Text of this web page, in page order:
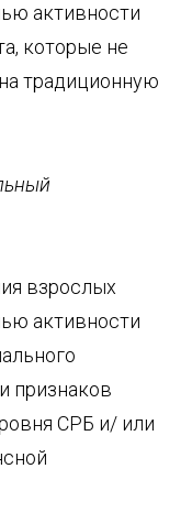
активности
которые не
традиционную
взрослых
активности
признаков
СРБ и/ или